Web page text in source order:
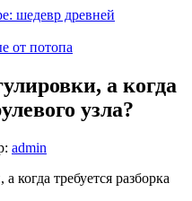
шедевр древней
от потопа
а когда
узла?
admin